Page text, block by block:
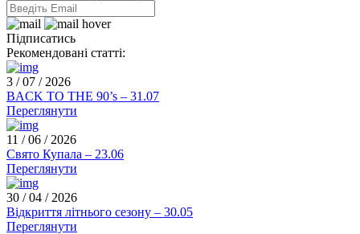
Підписатись
Рекомендовані статті:
3 / 07 / 2026
BACK TO THE 90’s – 31.07
Переглянути
11 / 06 / 2026
Свято Купала – 23.06
Переглянути
30 / 04 / 2026
Відкриття літнього сезону – 30.05
Переглянути